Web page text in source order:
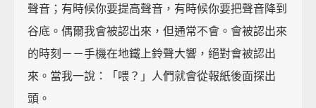
聲音；有時候你要提高聲音，有時候你要把聲音降到
谷底。偶爾我會被認出來，但通常不會。會被認出來
的時刻－－手機在地鐵上鈴聲大響，絕對會被認出
來。當我一說：「喂？」人們就會從報紙後面探出
頭。